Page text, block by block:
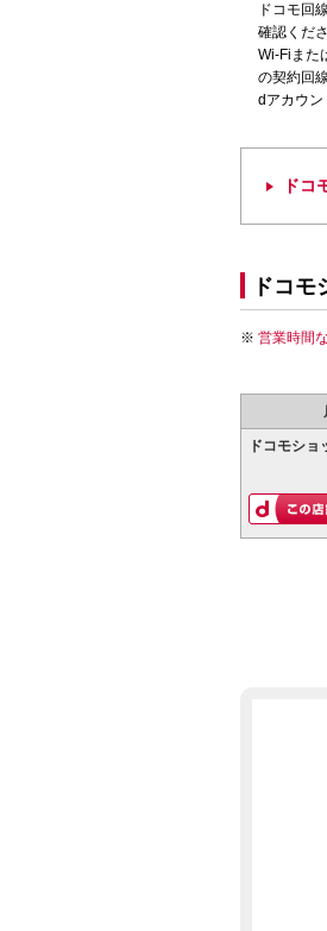
ドコモ回
確認くださ
Wi-Fiまた
の契約回
dアカウン
ドコ
ドコモ
営業時間
ドコモショ